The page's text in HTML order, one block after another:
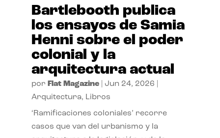
Bartlebooth publica
los ensayos de Samia
Henni sobre el poder
colonial y la
arquitectura actual
por Flat Magazine| Jun 24, 2026
Arquitectura, Libros
‘Ramificaciones coloniales’ recorre
casos que van del urbanismo y la